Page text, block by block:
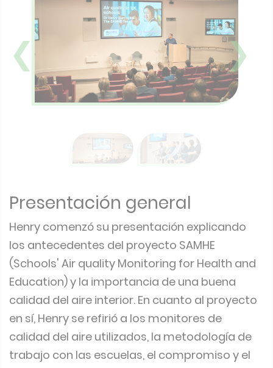
❮ ❯
Presentación general
Henry comenzó su presentación explicando
los antecedentes del proyecto SAMHE
(Schools' Air quality Monitoring for Health and
Education) y la importancia de una buena
calidad del aire interior. En cuanto al proyecto
en sí, Henry se refirió a los monitores de
calidad del aire utilizados, la metodología de
trabajo con las escuelas, el compromiso y el